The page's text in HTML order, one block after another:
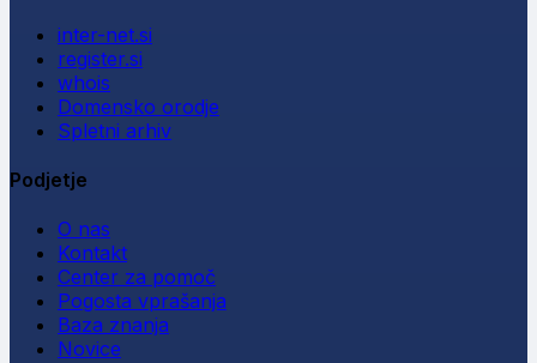
inter-net.si
register.si
whois
Domensko orodje
Spletni arhiv
Podjetje
O nas
Kontakt
Center za pomoč
Pogosta vprašanja
Baza znanja
Novice